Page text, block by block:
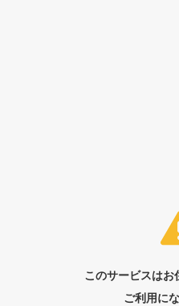
このサービスはお
ご利用に